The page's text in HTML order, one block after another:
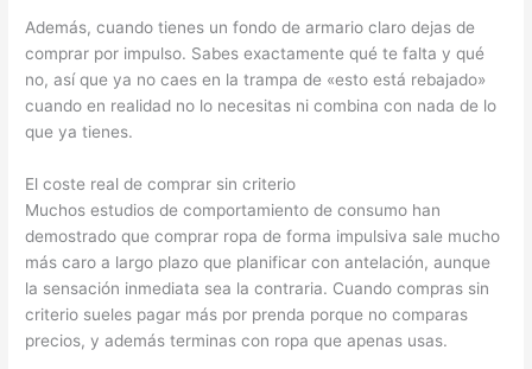
Además, cuando tienes un fondo de armario claro dejas de
comprar por impulso. Sabes exactamente qué te falta y qué
no, así que ya no caes en la trampa de «esto está rebajado»
cuando en realidad no lo necesitas ni combina con nada de lo
que ya tienes.
El coste real de comprar sin criterio
Muchos estudios de comportamiento de consumo han
demostrado que comprar ropa de forma impulsiva sale mucho
más caro a largo plazo que planificar con antelación, aunque
la sensación inmediata sea la contraria. Cuando compras sin
criterio sueles pagar más por prenda porque no comparas
precios, y además terminas con ropa que apenas usas.